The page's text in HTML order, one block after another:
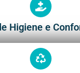
Higiene e